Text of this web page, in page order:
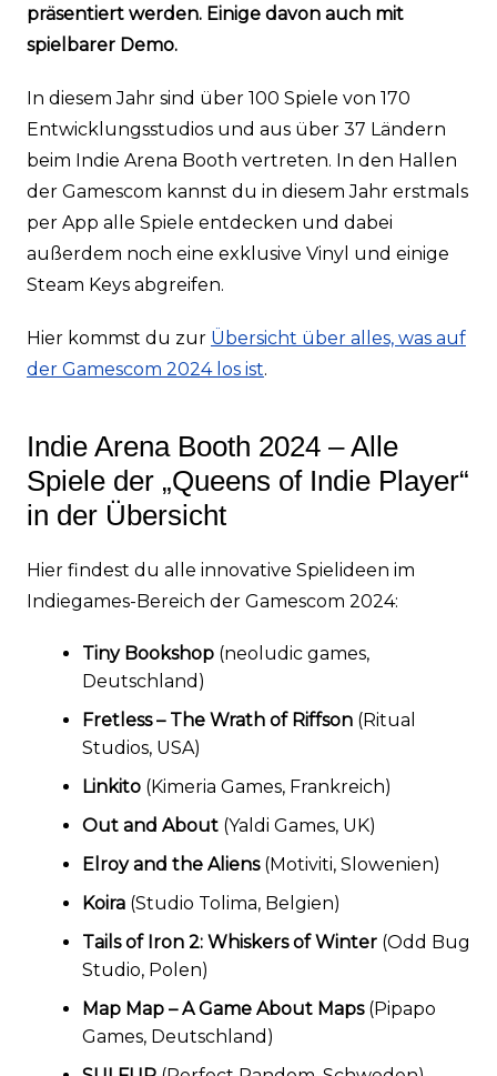
präsentiert werden. Einige davon auch mit
spielbarer Demo.
In diesem Jahr sind über 100 Spiele von 170
Entwicklungsstudios und aus über 37 Ländern
beim Indie Arena Booth vertreten. In den Hallen
der Gamescom kannst du in diesem Jahr erstmals
per App alle Spiele entdecken und dabei
außerdem noch eine exklusive Vinyl und einige
Steam Keys abgreifen.
Hier kommst du zur Übersicht über alles, was auf
der Gamescom 2024 los ist.
Indie Arena Booth 2024 – Alle
Spiele der „Queens of Indie Player“
in der Übersicht
Hier findest du alle innovative Spielideen im
Indiegames-Bereich der Gamescom 2024:
Tiny Bookshop(neoludic games,
Deutschland)
Fretless – The Wrath of Riffson(Ritual
Studios, USA)
Linkito(Kimeria Games, Frankreich)
Out and About(Yaldi Games, UK)
Elroy and the Aliens(Motiviti, Slowenien)
Koira(Studio Tolima, Belgien)
Tails of Iron 2: Whiskers of Winter(Odd Bug
Studio, Polen)
Map Map – A Game About Maps(Pipapo
Games, Deutschland)